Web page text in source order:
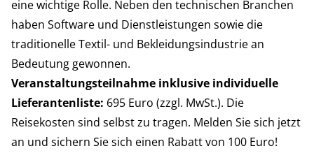
eine wichtige Rolle. Neben den technischen Branchen
haben Software und Dienstleistungen sowie die
traditionelle Textil- und Bekleidungsindustrie an
Bedeutung gewonnen.
Veranstaltungsteilnahme inklusive individuelle
Lieferantenliste: 695 Euro (zzgl. MwSt.). Die
Reisekosten sind selbst zu tragen. Melden Sie sich jetzt
an und sichern Sie sich einen Rabatt von 100 Euro!